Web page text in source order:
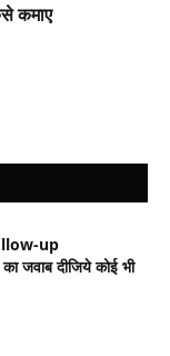
कमाए
up
जवाब दीजिये कोई भी